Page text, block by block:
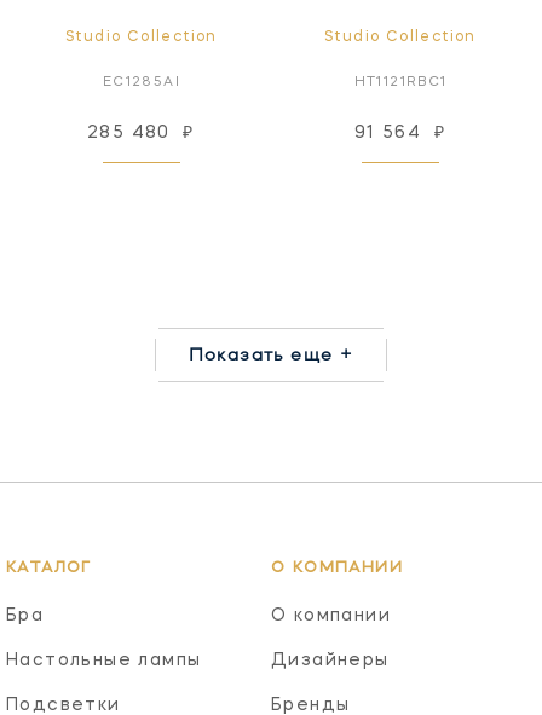
Studio Collection
EC1285AI
285 480 ₽
Studio Collection
HT1121RBC1
91 564 ₽
Показать еще +
КАТАЛОГ
Бра
Настольные лампы
Подсветки
О КОМПАНИИ
О компании
Дизайнеры
Бренды